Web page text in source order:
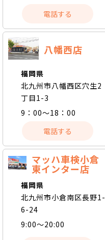
電話する
八幡西店
福岡県
北九州市八幡西区穴生2
丁目1-3
9：00～18：00
電話する
マッハ車検小倉
東インター店
福岡県
北九州市小倉南区長野1-
6-24
9:00～20:00